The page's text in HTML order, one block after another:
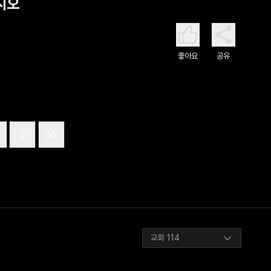
오
좋아요 공유
교회 114